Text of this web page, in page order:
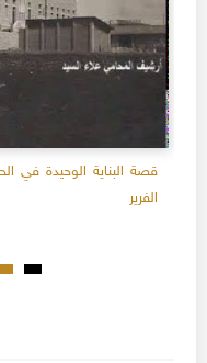
قصة البناية الوحيدة في
الفرير